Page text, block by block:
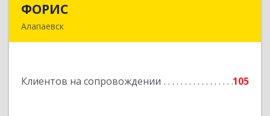
ФОРИС
Алапаевск
Клиентов на сопровождении 105
Подробнее